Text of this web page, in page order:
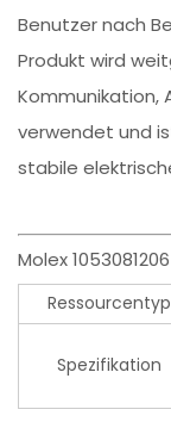
Benutzer nach
Produkt wird
Kommunikation,
verwendet und
stabile
Molex
Ressourcentyp
Spezifikation